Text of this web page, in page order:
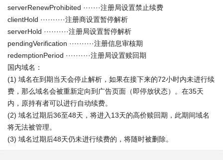
serverRenewProhibited ·······注册局设置禁止续费
clientHold ··········注册商设置暂停解析
serverHold ··········注册局设置暂停解析
pendingVerification ··········注册信息审核期
redemptionPeriod ··········注册局设置赎回期
国内域名：
(1) 域名在到期当天会停止解析，如果在接下来的72小时内未进行续
费，那么域名会被重新定向到广告页面（即停放状态）。在35天
内，原持有者可以进行自动续费。
(2) 域名过期后36至48天，将进入13天的高价赎回期，此期间域名
将无法被管理。
(3) 域名过期后48天仍未进行续费的，将随时被删除。